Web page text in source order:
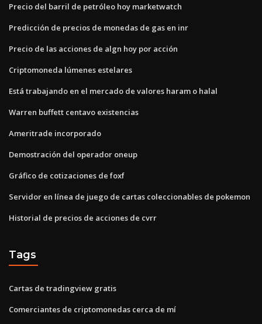
Precio del barril de petróleo hoy marketwatch
Predicción de precios de monedas de gas en inr
Precio de las acciones de algn hoy por acción
Criptomoneda lúmenes estelares
Está trabajando en el mercado de valores haram o halal
Warren buffett centavo existencias
Ameritrade incorporado
Demostración del operador oneup
Gráfico de cotizaciones de foxf
Servidor en línea de juego de cartas coleccionables de pokemon
Historial de precios de acciones de cvrr
Tags
Cartas de tradingview gratis
Comerciantes de criptomonedas cerca de mí